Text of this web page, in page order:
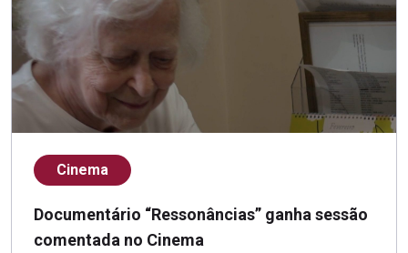
Cinema
Documentário “Ressonâncias” ganha sessão
comentada no Cinema